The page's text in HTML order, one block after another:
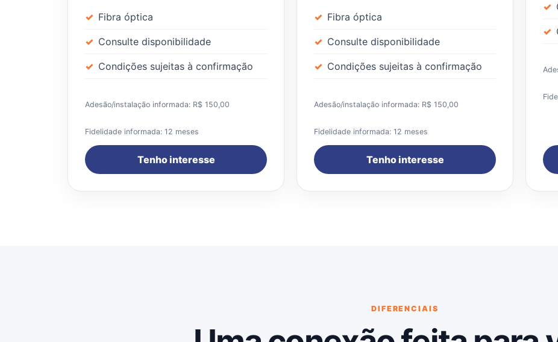
Fibra óptica
Consulte disponibilidade
Condições sujeitas à confirmação
Adesão/instalação informada: R$ 150,00
Fidelidade informada: 12 meses
Tenho interesse
Fibra óptica
Consulte disponibilidade
Condições sujeitas à confirmação
Adesão/instalação informada: R$ 150,00
Fidelidade informada: 12 meses
Tenho interesse
DIFERENCIAIS